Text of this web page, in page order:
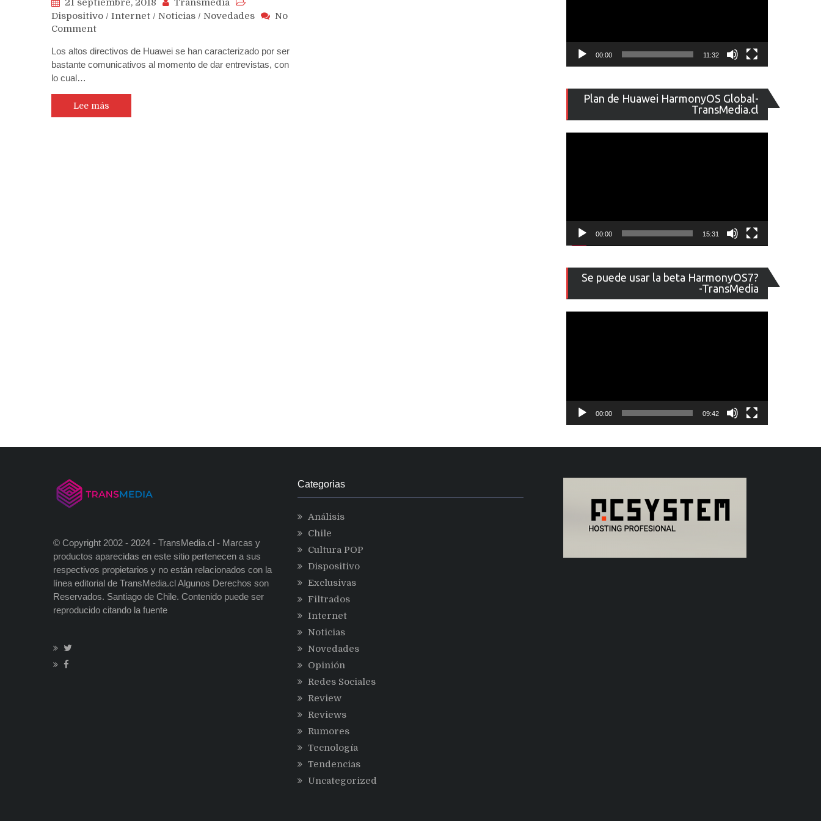
21 septiembre, 2018
Transmedia
Dispositivo / Internet / Noticias / Novedades
No
Commenton
tendrá
su
teléfono
5G
con
Los altos directivos de Huawei se han caracterizado por ser
bastante comunicativos al momento de dar entrevistas, con
lo cual…
Lee más
00:00 11:32
Plan de Huawei HarmonyOS Global-
TransMedia.cl
de
vídeo
00:00 15:31
Se puede usar la beta HarmonyOS7?
-TransMedia
de
vídeo
00:00 09:42
© Copyright 2002 - 2024 - TransMedia.cl - Marcas y
productos aparecidas en este sitio pertenecen a sus
respectivos propietarios y no están relacionados con la
línea editorial de TransMedia.cl Algunos Derechos son
Reservados. Santiago de Chile. Contenido puede ser
reproducido citando la fuente
Categorias
Análisis
Chile
Cultura POP
Dispositivo
Exclusivas
Filtrados
Internet
Noticias
Novedades
Opinión
Redes Sociales
Review
Reviews
Rumores
Tecnología
Tendencias
Uncategorized